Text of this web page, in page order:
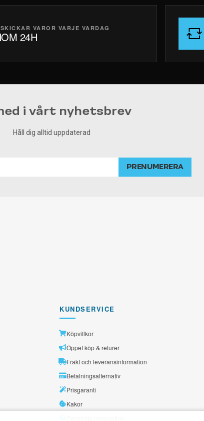
VAROR VARJE VARDAG
24H
i vårt nyhetsbrev
Håll dig alltid uppdaterad
PRENUMERERA
KUNDSERVICE
Köpvillkor
Öppet köp & returer
Frakt och leveransinformation
Betalningsalternativ
Prisgaranti
Kakor